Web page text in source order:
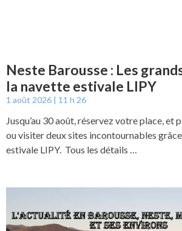
Neste Barousse : Les
la navette estivale LIPY
1 août 2026 11 h 26
Jusqu’au 30 août, réservez votre place, et
ou visiter deux sites incontournables
estivale LIPY. Tous les détails …